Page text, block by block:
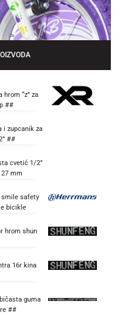
“z” za
##
i zupcanik za
##
cvetić 1/2”
27 mm
smile safety
bicikle
hrom shun
16r kina
guma
##